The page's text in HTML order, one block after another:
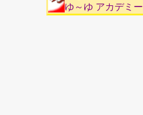
ゆ～ゆ アカデミー